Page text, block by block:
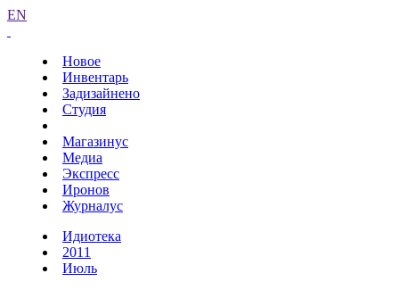
EN
Новое
Инвентарь
Задизайнено
Студия
Магазинус
Медиа
Экспресс
Иронов
Журналус
Идиотека
2011
Июль